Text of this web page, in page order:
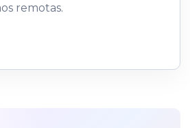
remotas.